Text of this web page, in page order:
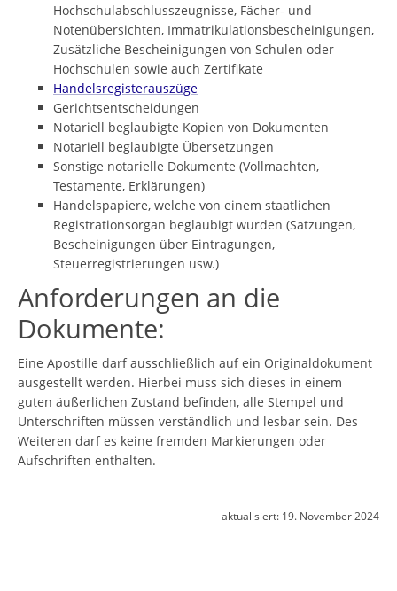
Hochschulabschlusszeugnisse, Fächer- und
Notenübersichten, Immatrikulationsbescheinigungen,
Zusätzliche Bescheinigungen von Schulen oder
Hochschulen sowie auch Zertifikate
Handelsregisterauszüge
Gerichtsentscheidungen
Notariell beglaubigte Kopien von Dokumenten
Notariell beglaubigte Übersetzungen
Sonstige notarielle Dokumente (Vollmachten,
Testamente, Erklärungen)
Handelspapiere, welche von einem staatlichen
Registrationsorgan beglaubigt wurden (Satzungen,
Bescheinigungen über Eintragungen,
Steuerregistrierungen usw.)
Anforderungen an die
Dokumente:
Eine Apostille darf ausschließlich auf ein Originaldokument
ausgestellt werden. Hierbei muss sich dieses in einem
guten äußerlichen Zustand befinden, alle Stempel und
Unterschriften müssen verständlich und lesbar sein. Des
Weiteren darf es keine fremden Markierungen oder
Aufschriften enthalten.
aktualisiert: 19. November 2024